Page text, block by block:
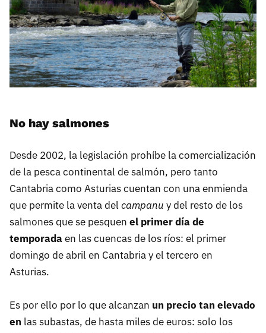
No hay salmones
Desde 2002, la legislación prohíbe la comercialización
de la pesca continental de salmón, pero tanto
Cantabria como Asturias cuentan con una enmienda
que permite la venta del campanu y del resto de los
salmones que se pesquen el primer día de
temporadaen las cuencas de los ríos: el primer
domingo de abril en Cantabria y el tercero en
Asturias.
Es por ello por lo que alcanzan un precio tan elevado
en las subastas, de hasta miles de euros: solo los